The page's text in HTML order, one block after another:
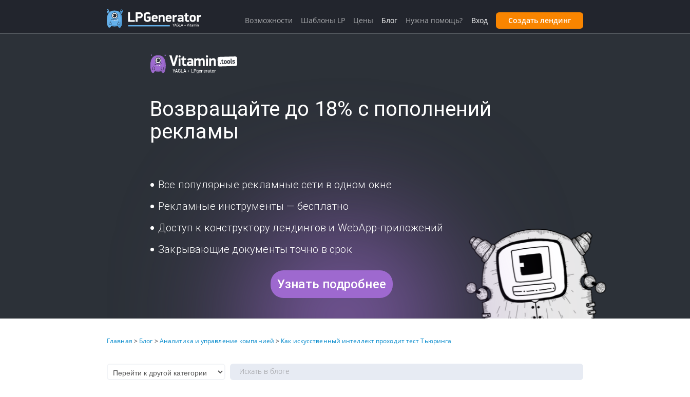
Возвращайте до 18% с пополнений
рекламы
Все популярные рекламные сети в одном окне
Рекламные инструменты — бесплатно
Доступ к конструктору лендингов и WebApp-приложений
Закрывающие документы точно в срок
Узнать подробнее
Главная > Блог >Аналитика и управление компанией > Как искусственный интеллект проходит тест Тьюринга
Вход Создать лендинг
Возможности Шаблоны LP Цены Блог Нужна помощь?